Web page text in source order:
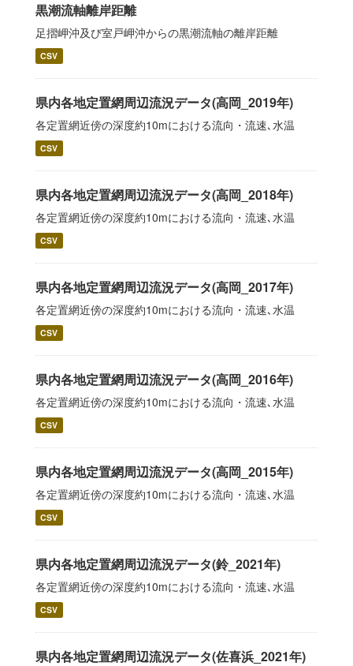
黒潮流軸離岸距離
足摺岬沖及び室戸岬沖からの黒潮流軸の離岸距離
CSV
県内各地定置網周辺流況データ(高岡_2019年)
各定置網近傍の深度約10mにおける流向・流速､水温
CSV
県内各地定置網周辺流況データ(高岡_2018年)
各定置網近傍の深度約10mにおける流向・流速､水温
CSV
県内各地定置網周辺流況データ(高岡_2017年)
各定置網近傍の深度約10mにおける流向・流速､水温
CSV
県内各地定置網周辺流況データ(高岡_2016年)
各定置網近傍の深度約10mにおける流向・流速､水温
CSV
県内各地定置網周辺流況データ(高岡_2015年)
各定置網近傍の深度約10mにおける流向・流速､水温
CSV
県内各地定置網周辺流況データ(鈴_2021年)
各定置網近傍の深度約10mにおける流向・流速､水温
CSV
県内各地定置網周辺流況データ(佐喜浜_2021年)